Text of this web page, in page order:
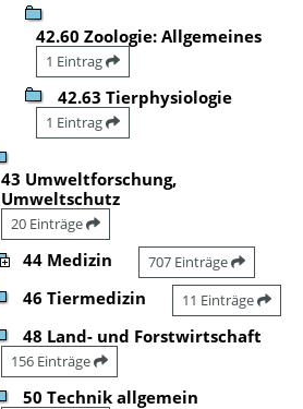
42.60 Zoologie: Allgemeines
1 Eintrag
42.63 Tierphysiologie
1 Eintrag
43 Umweltforschung,
Umweltschutz
20 Einträge
44 Medizin 707 Einträge
46 Tiermedizin 11 Einträge
48 Land- und Forstwirtschaft
156 Einträge
50 Technik allgemein